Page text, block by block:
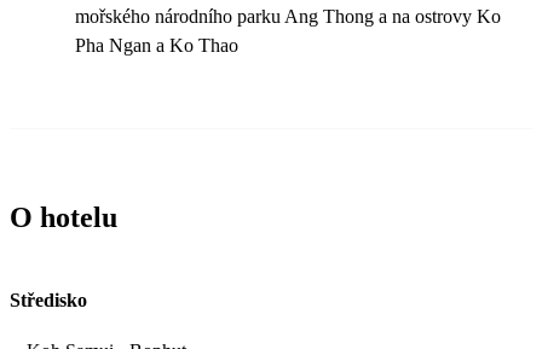
mořského národního parku Ang Thong a na ostrovy Ko
Pha Ngan a Ko Thao
O hotelu
Středisko